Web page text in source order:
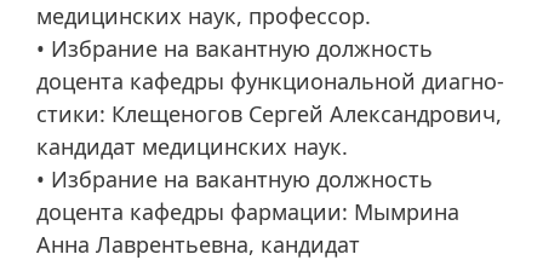
медицинских наук, профессор.
• Избрание на вакантную должность
доцента кафедры функциональной диагно-
стики: Клещеногов Сергей Александрович,
кандидат медицинских наук.
• Избрание на вакантную должность
доцента кафедры фармации: Мымрина
Анна Лаврентьевна, кандидат